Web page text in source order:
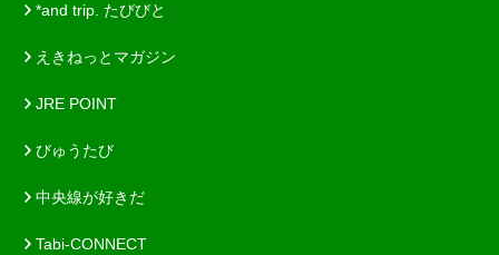
*and trip. たびびと
えきねっとマガジン
JRE POINT
びゅうたび
中央線が好きだ
Tabi-CONNECT